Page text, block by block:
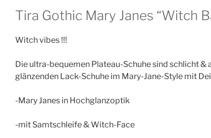
Tira Gothic Mary Janes “Witch
Witch vibes !!!
Die ultra-bequemen Plateau-Schuhe sind schlicht
glänzenden Lack-Schuhe im Mary-Jane-Style mit
-Mary Janes in Hochglanzoptik
-mit Samtschleife & Witch-Face